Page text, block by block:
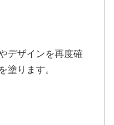
デザインを再度確
塗ります。